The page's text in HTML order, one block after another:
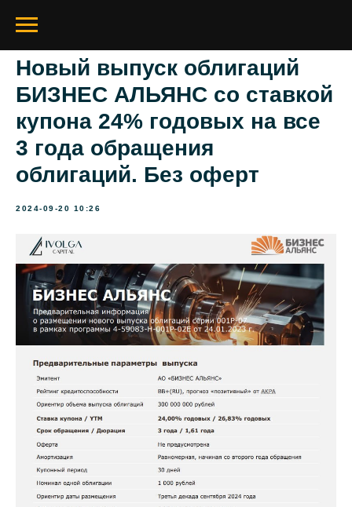
Новый выпуск облигаций
БИЗНЕС АЛЬЯНС со ставкой
купона 24% годовых на все
3 года обращения
облигаций. Без оферт
2024-09-20 10:26